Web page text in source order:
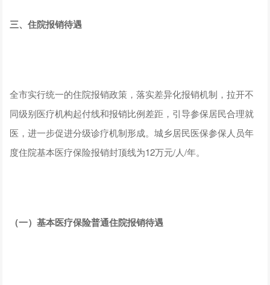
三、住院报销待遇
全市实行统一的住院报销政策，落实差异化报销机制，拉开不
同级别医疗机构起付线和报销比例差距，引导参保居民合理就
医，进一步促进分级诊疗机制形成。城乡居民医保参保人员年
度住院基本医疗保险报销封顶线为12万元/人/年。
（一）基本医疗保险普通住院报销待遇